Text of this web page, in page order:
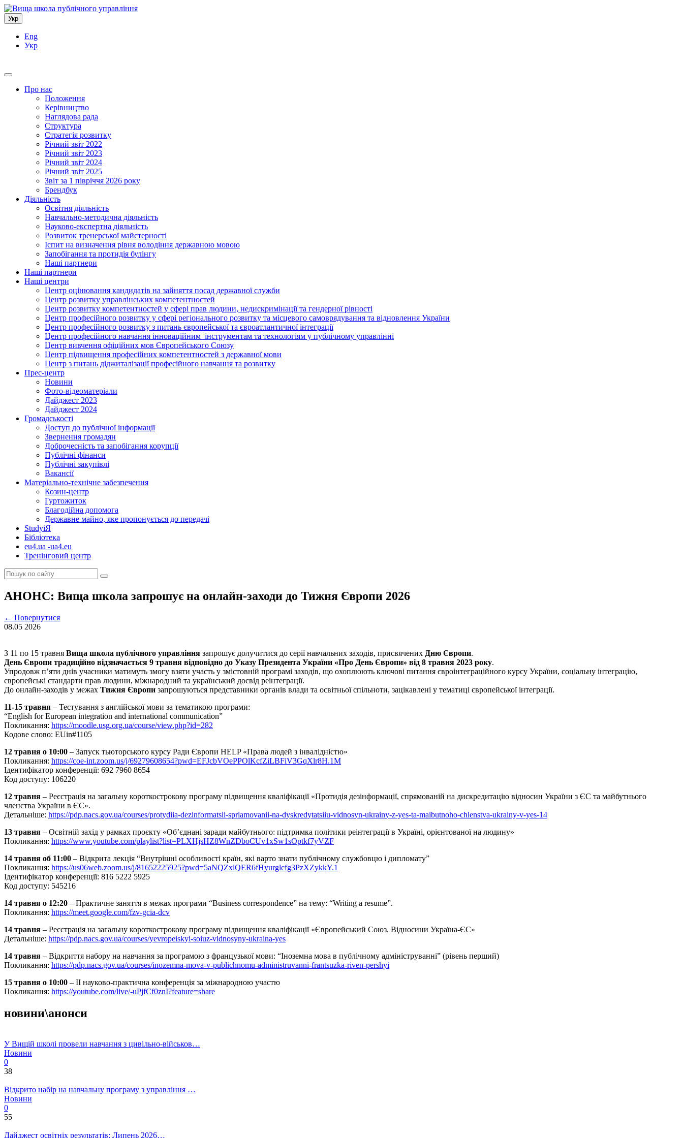
Укр
Eng
Укр
Про нас
Положення
Керівництво
Наглядова рада
Структура
Стратегія розвитку
Річний звіт 2022
Річний звіт 2023
Річний звіт 2024
Річний звіт 2025
Звіт за 1 півріччя 2026 року
Брендбук
Діяльність
Освітня діяльність
Навчально-методична діяльність
Науково-експертна діяльність
Розвиток тренерської майстерності
Іспит на визначення рівня володіння державною мовою
Запобігання та протидія булінгу
Наші партнери
Наші партнери
Наші центри
Центр оцінювання кандидатів на зайняття посад державної служби
Центр розвитку управлінських компетентностей
Центр розвитку компетентностей у сфері прав людини, недискримінації та гендерної рівності
Центр професійного розвитку у сфері регіонального розвитку та місцевого самоврядування та відновлення України
Центр професійного розвитку з питань європейської та євроатлантичної інтеграції
Центр професійного навчання інноваційним інструментам та технологіям у публічному управлінні
Центр вивчення офіційних мов Європейського Союзу
Центр підвищення професійних компетентностей з державної мови
Центр з питань діджиталізації професійного навчання та розвитку
Прес-центр
Новини
Фото-відеоматеріали
Дайджест 2023
Дайджест 2024
Громадськості
Доступ до публічної інформації
Звернення громадян
Доброчесність та запобігання корупції
Публічні фінанси
Публічні закупівлі
Вакансії
Матеріально-технічне забезпечення
Козин-центр
Гуртожиток
Благодійна допомога
Державне майно, яке пропонується до передачі
StudyіЯ
Бібліотека
eu4.ua -ua4.eu
Тренінговий центр
АНОНС: Вища школа запрошує на онлайн-заходи до Тижня Європи 2026
← Повернутися
08.05 2026
З 11 по 15 травня Вища школа публічного управління запрошує долучитися до серії навчальних заходів, присвячених Дню Європи.
День Європи традиційно відзначається 9 травня відповідно до Указу Президента України «Про День Європи» від 8 травня 2023 року.
Упродовж п’яти днів учасники матимуть змогу взяти участь у змістовній програмі заходів, що охоплюють ключові питання євроінтеграційного курсу України, соціальну інтеграцію,
європейські стандарти прав людини, міжнародний та український досвід реінтеграції.
До онлайн-заходів у межах Тижня Європи запрошуються представники органів влади та освітньої спільноти, зацікавлені у тематиці європейської інтеграції.
11-15 травня – Тестування з англійської мови за тематикою програми:
“English for European integration and international communication”
Покликання: https://moodle.usg.org.ua/course/view.php?id=282
Кодове слово: EUin#1105
12 травня о 10:00 – Запуск тьюторського курсу Ради Європи HELP «Права людей з інвалідністю»
Покликання: https://coe-int.zoom.us/j/69279608654?pwd=EFJcbVOePPOlKcfZiLBFiV3GqXlr8H.1M
Ідентифікатор конференції: 692 7960 8654
Код доступу: 106220
12 травня – Реєстрація на загальну короткострокову програму підвищення кваліфікації «Протидія дезінформації, спрямованій на дискредитацію відносин України з ЄС та майбутнього
членства України в ЄС».
Детальніше: https://pdp.nacs.gov.ua/courses/protydiia-dezinformatsii-spriamovanii-na-dyskredytatsiiu-vidnosyn-ukrainy-z-yes-ta-maibutnoho-chlenstva-ukrainy-v-yes-14
13 травня – Освітній захід у рамках проєкту «Об’єднані заради майбутнього: підтримка політики реінтеграції в Україні, орієнтованої на людину»
Покликання: https://www.youtube.com/playlist?list=PLXHjsHZ8WnZDboCUv1xSw1sOptkf7yVZF
14 травня об 11:00 – Відкрита лекція “Внутрішні особливості країн, які варто знати публічному службовцю і дипломату”
Покликання: https://us06web.zoom.us/j/81652225925?pwd=5aNQZxlQER6fHyurglcfg3PzXZykkY.1
Ідентифікатор конференції: 816 5222 5925
Код доступу: 545216
14 травня о 12:20 – Практичне заняття в межах програми “Business correspondence” на тему: “Writing a resume”.
Покликання: https://meet.google.com/fzv-gcia-dcv
14 травня – Реєстрація на загальну короткострокову програму підвищення кваліфікації «Європейський Союз. Відносини Україна-ЄС»
Детальніше: https://pdp.nacs.gov.ua/courses/yevropeiskyi-soiuz-vidnosyny-ukraina-yes
14 травня – Відкриття набору на навчання за програмою з французької мови: “Іноземна мова в публічному адмініструванні” (рівень перший)
Покликання: https://pdp.nacs.gov.ua/courses/inozemna-mova-v-publichnomu-administruvanni-frantsuzka-riven-pershyi
15 травня о 10:00 – ІІ науково-практична конференція за міжнародною участю
Покликання: https://youtube.com/live/-uPjfCf0znI?feature=share
новини\анонси
У Вищій школі провели навчання з цивільно-військов…
Новини
0
38
Відкрито набір на навчальну програму з управління …
Новини
0
55
Дайджест освітніх результатів: Липень 2026…